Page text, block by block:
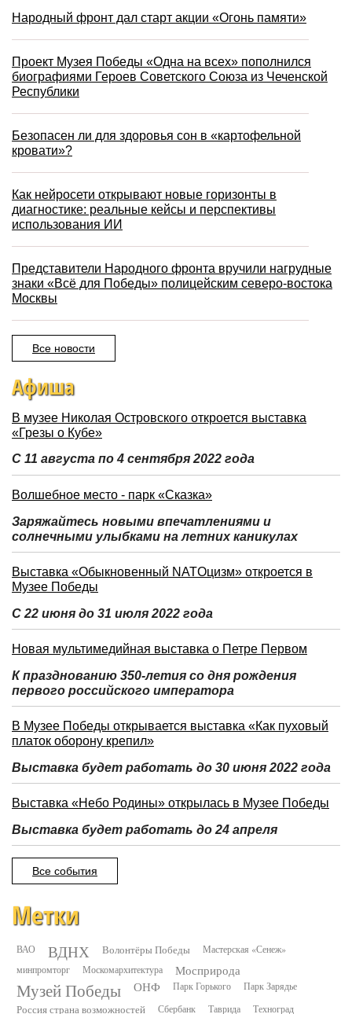
Народный фронт дал старт акции «Огонь памяти»
Проект Музея Победы «Одна на всех» пополнился
биографиями Героев Советского Союза из Чеченской
Республики
Безопасен ли для здоровья сон в «картофельной
кровати»?
Как нейросети открывают новые горизонты в
диагностике: реальные кейсы и перспективы
использования ИИ
Представители Народного фронта вручили нагрудные
знаки «Всё для Победы» полицейским северо-востока
Москвы
Все новости
Афиша
В музее Николая Островского откроется выставка
«Грезы о Кубе»
С 11 августа по 4 сентября 2022 года
Волшебное место - парк «Сказка»
Заряжайтесь новыми впечатлениями и
солнечными улыбками на летних каникулах
Выставка «Обыкновенный NATOцизм» откроется в
Музее Победы
С 22 июня до 31 июля 2022 года
Новая мультимедийная выставка о Петре Первом
К празднованию 350-летия со дня рождения
первого российского императора
В Музее Победы открывается выставка «Как пуховый
платок оборону крепил»
Выставка будет работать до 30 июня 2022 года
Выставка «Небо Родины» открылась в Музее Победы
Выставка будет работать до 24 апреля
Все события
Метки
ВАО ВДНХ Волонтёры Победы
Мастерская «Сенеж»
минпромторг
Москомархитектура Мосприрода
Музей Победы ОНФ Парк Горького Парк Зарядье
Россия страна возможностей Сбербанк Таврида Техноград